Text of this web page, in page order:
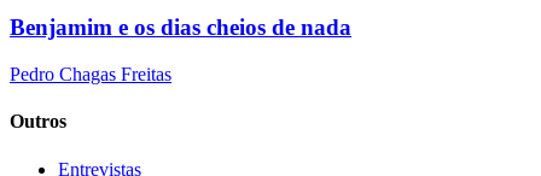
Benjamim e os dias cheios de nada
Pedro Chagas Freitas
Outros
Entrevistas